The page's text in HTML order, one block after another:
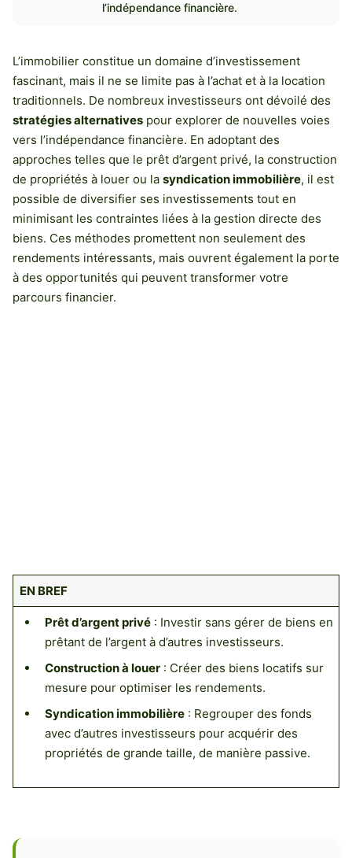
l’indépendance financière.
L’immobilier constitue un domaine d’investissement
fascinant, mais il ne se limite pas à l’achat et à la location
traditionnels. De nombreux investisseurs ont dévoilé des
stratégies alternatives pour explorer de nouvelles voies
vers l’indépendance financière. En adoptant des
approches telles que le prêt d’argent privé, la construction
de propriétés à louer ou la syndication immobilière, il est
possible de diversifier ses investissements tout en
minimisant les contraintes liées à la gestion directe des
biens. Ces méthodes promettent non seulement des
rendements intéressants, mais ouvrent également la porte
à des opportunités qui peuvent transformer votre
parcours financier.
EN BREF
Prêt d’argent privé: Investir sans gérer de biens en
prêtant de l’argent à d’autres investisseurs.
Construction à louer: Créer des biens locatifs sur
mesure pour optimiser les rendements.
Syndication immobilière: Regrouper des fonds
avec d’autres investisseurs pour acquérir des
propriétés de grande taille, de manière passive.